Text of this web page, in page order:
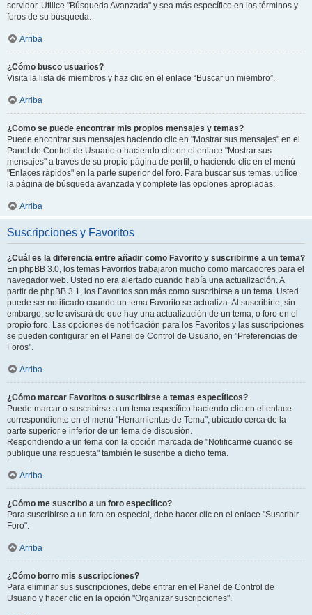
servidor. Utilice "Búsqueda Avanzada" y sea más específico en los términos y
foros de su búsqueda.
Arriba
¿Cómo busco usuarios?
Visita la lista de miembros y haz clic en el enlace “Buscar un miembro”.
Arriba
¿Como se puede encontrar mis propios mensajes y temas?
Puede encontrar sus mensajes haciendo clic en "Mostrar sus mensajes" en el
Panel de Control de Usuario o haciendo clic en el enlace "Mostrar sus
mensajes" a través de su propio página de perfil, o haciendo clic en el menú
"Enlaces rápidos" en la parte superior del foro. Para buscar sus temas, utilice
la página de búsqueda avanzada y complete las opciones apropiadas.
Arriba
Suscripciones y Favoritos
¿Cuál es la diferencia entre añadir como Favorito y suscribirme a un tema?
En phpBB 3.0, los temas Favoritos trabajaron mucho como marcadores para el
navegador web. Usted no era alertado cuando había una actualización. A
partir de phpBB 3.1, los Favoritos son más como suscribirse a un tema. Usted
puede ser notificado cuando un tema Favorito se actualiza. Al suscribirte, sin
embargo, se le avisará de que hay una actualización de un tema, o foro en el
propio foro. Las opciones de notificación para los Favoritos y las suscripciones
se pueden configurar en el Panel de Control de Usuario, en "Preferencias de
Foros".
Arriba
¿Cómo marcar Favoritos o suscribirse a temas específicos?
Puede marcar o suscribirse a un tema específico haciendo clic en el enlace
correspondiente en el menú "Herramientas de Tema", ubicado cerca de la
parte superior e inferior de un tema de discusión.
Respondiendo a un tema con la opción marcada de "Notificarme cuando se
publique una respuesta" también le suscribe a dicho tema.
Arriba
¿Cómo me suscribo a un foro específico?
Para suscribirse a un foro en especial, debe hacer clic en el enlace "Suscribir
Foro".
Arriba
¿Cómo borro mis suscripciones?
Para eliminar sus suscripciones, debe entrar en el Panel de Control de
Usuario y hacer clic en la opción "Organizar suscripciones".